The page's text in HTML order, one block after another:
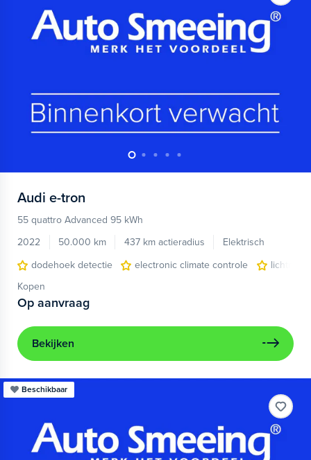
Audi e-tron
55 quattro Advanced 95 kWh
2022
50.000 km 437 km actieradius
Elektrisch
dodehoek detectie
electronic climate controle
Kopen
Op aanvraag
Bekijken
Beschikbaar